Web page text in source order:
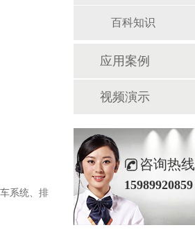
系统、排
百科知识
应用案例
视频演示
咨询热线
15989920859